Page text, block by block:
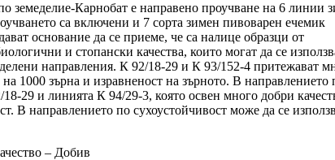
земеделие-Карнобат е направено проучване на 6 линии
са включени и 7 сорта зимен пивоварен ечемик
основание да се приеме, че са налице образци от
и стопански качества, които могат да се
направления. К 92/18-29 и К 93/152-4 притежават
1000 зърна и изравненост на зърното. В направлението
29 и линията К 94/29-3, която освен много добри
В направлението по сухоустойчивост може да се
– Добив